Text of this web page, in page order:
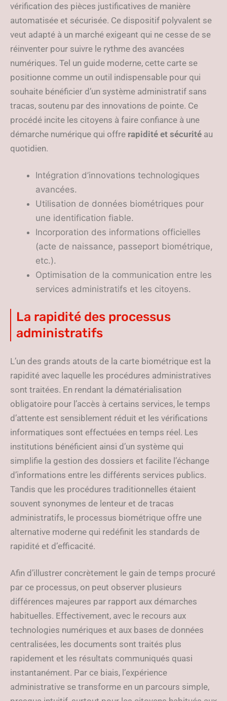
vérification des pièces justificatives de manière
automatisée et sécurisée. Ce dispositif polyvalent se
veut adapté à un marché exigeant qui ne cesse de se
réinventer pour suivre le rythme des avancées
numériques. Tel un guide moderne, cette carte se
positionne comme un outil indispensable pour qui
souhaite bénéficier d’un système administratif sans
tracas, soutenu par des innovations de pointe. Ce
procédé incite les citoyens à faire confiance à une
démarche numérique qui offre rapidité et sécurité au
quotidien.
Intégration d’innovations technologiques
avancées.
Utilisation de données biométriques pour
une identification fiable.
Incorporation des informations officielles
(acte de naissance, passeport biométrique,
etc.).
Optimisation de la communication entre les
services administratifs et les citoyens.
La rapidité des processus
administratifs
L’un des grands atouts de la carte biométrique est la
rapidité avec laquelle les procédures administratives
sont traitées. En rendant la dématérialisation
obligatoire pour l’accès à certains services, le temps
d’attente est sensiblement réduit et les vérifications
informatiques sont effectuées en temps réel. Les
institutions bénéficient ainsi d’un système qui
simplifie la gestion des dossiers et facilite l’échange
d’informations entre les différents services publics.
Tandis que les procédures traditionnelles étaient
souvent synonymes de lenteur et de tracas
administratifs, le processus biométrique offre une
alternative moderne qui redéfinit les standards de
rapidité et d’efficacité.
Afin d’illustrer concrètement le gain de temps procuré
par ce processus, on peut observer plusieurs
différences majeures par rapport aux démarches
habituelles. Effectivement, avec le recours aux
technologies numériques et aux bases de données
centralisées, les documents sont traités plus
rapidement et les résultats communiqués quasi
instantanément. Par ce biais, l’expérience
administrative se transforme en un parcours simple,